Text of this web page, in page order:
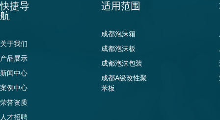
快捷导
航
关于我们
产品展示
新闻中心
案例中心
荣誉资质
人才招聘
适用范围
成都泡沫箱
成都泡沫板
成都泡沫包装
成都A级改性聚
苯板